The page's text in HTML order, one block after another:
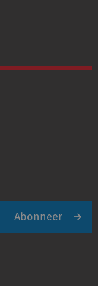
Abonneer